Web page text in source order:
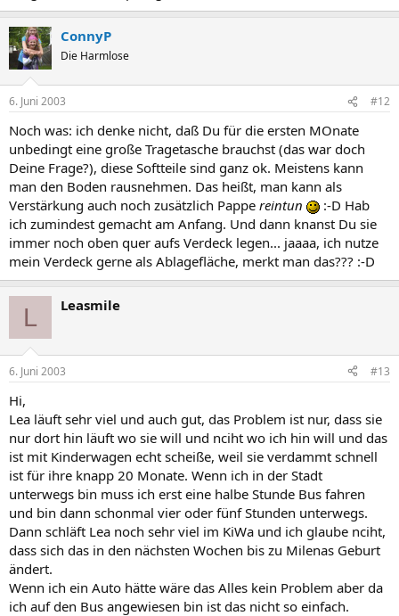
ConnyP
Die Harmlose
6. Juni 2003 #12
Noch was: ich denke nicht, daß Du für die ersten MOnate
unbedingt eine große Tragetasche brauchst (das war doch
Deine Frage?), diese Softteile sind ganz ok. Meistens kann
man den Boden rausnehmen. Das heißt, man kann als
Verstärkung auch noch zusätzlich Pappe reintun
:-D Hab
ich zumindest gemacht am Anfang. Und dann knanst Du sie
immer noch oben quer aufs Verdeck legen... jaaaa, ich nutze
mein Verdeck gerne als Ablagefläche, merkt man das??? :-D
L Leasmile
6. Juni 2003 #13
Hi,
Lea läuft sehr viel und auch gut, das Problem ist nur, dass sie
nur dort hin läuft wo sie will und nciht wo ich hin will und das
ist mit Kinderwagen echt scheiße, weil sie verdammt schnell
ist für ihre knapp 20 Monate. Wenn ich in der Stadt
unterwegs bin muss ich erst eine halbe Stunde Bus fahren
und bin dann schonmal vier oder fünf Stunden unterwegs.
Dann schläft Lea noch sehr viel im KiWa und ich glaube nciht,
dass sich das in den nächsten Wochen bis zu Milenas Geburt
ändert.
Wenn ich ein Auto hätte wäre das Alles kein Problem aber da
ich auf den Bus angewiesen bin ist das nicht so einfach.